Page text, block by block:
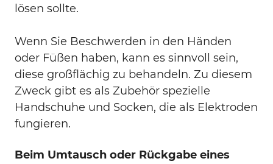
lösen sollte.
Wenn Sie Beschwerden in den Händen
oder Füßen haben, kann es sinnvoll sein,
diese großflächig zu behandeln. Zu diesem
Zweck gibt es als Zubehör spezielle
Handschuhe und Socken, die als Elektroden
fungieren.
Beim Umtausch oder Rückgabe eines